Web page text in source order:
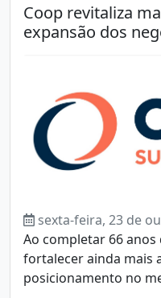
Coop revitaliza
expansão dos
sexta-feira, 23 de
Ao completar 66
fortalecer ainda mais
posicionamento no